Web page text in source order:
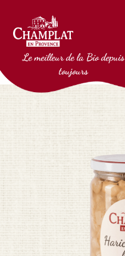
Le meilleur de la Bio depuis
toujours